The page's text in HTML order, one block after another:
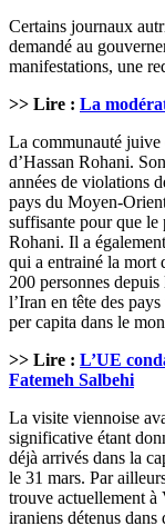
Certains journaux
demandé au
manifestations, une
>> Lire : La
La communauté
d’Hassan Rohani.
années de violations
pays du Moyen-
suffisante pour que le
Rohani. Il a
qui a entrainé la mort
200 personnes
l’Iran en tête des
per capita dans le
>> Lire : L’UE
Fatemeh Salbehi
La visite viennoise
significative étant
déjà arrivés dans la
le 31 mars. Par
trouve actuellement à
iraniens détenus dans